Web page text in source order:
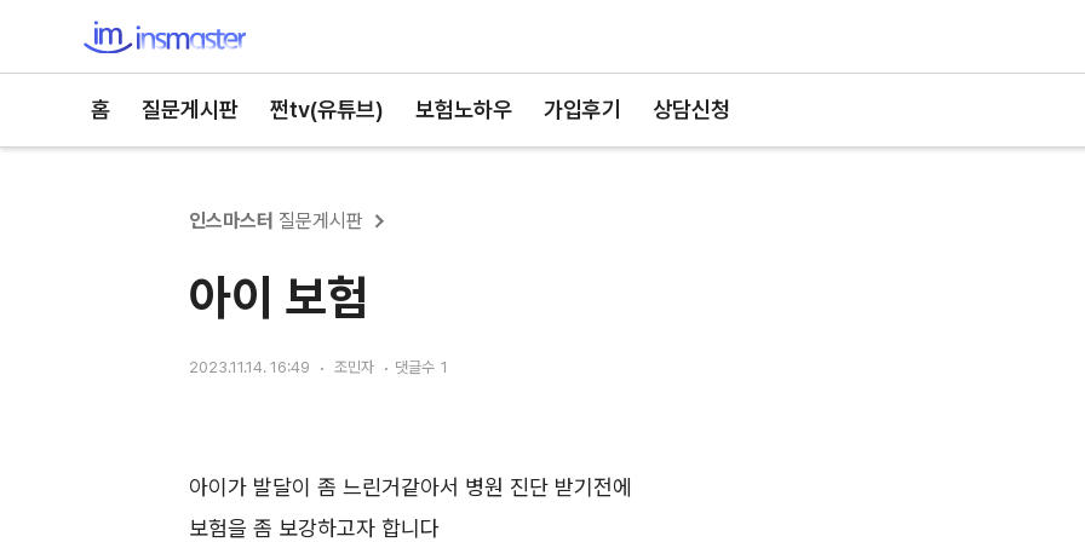
홈 질문게시판 쩐tv(유튜브) 보험노하우 가입후기 상담신청
인스마스터 질문게시판
아이 보험
2023.11.14. 16:49 조민자 댓글수 1
아이가 발달이 좀 느린거같아서 병원 진단 받기전에
보험을 좀 보강하고자 합니다